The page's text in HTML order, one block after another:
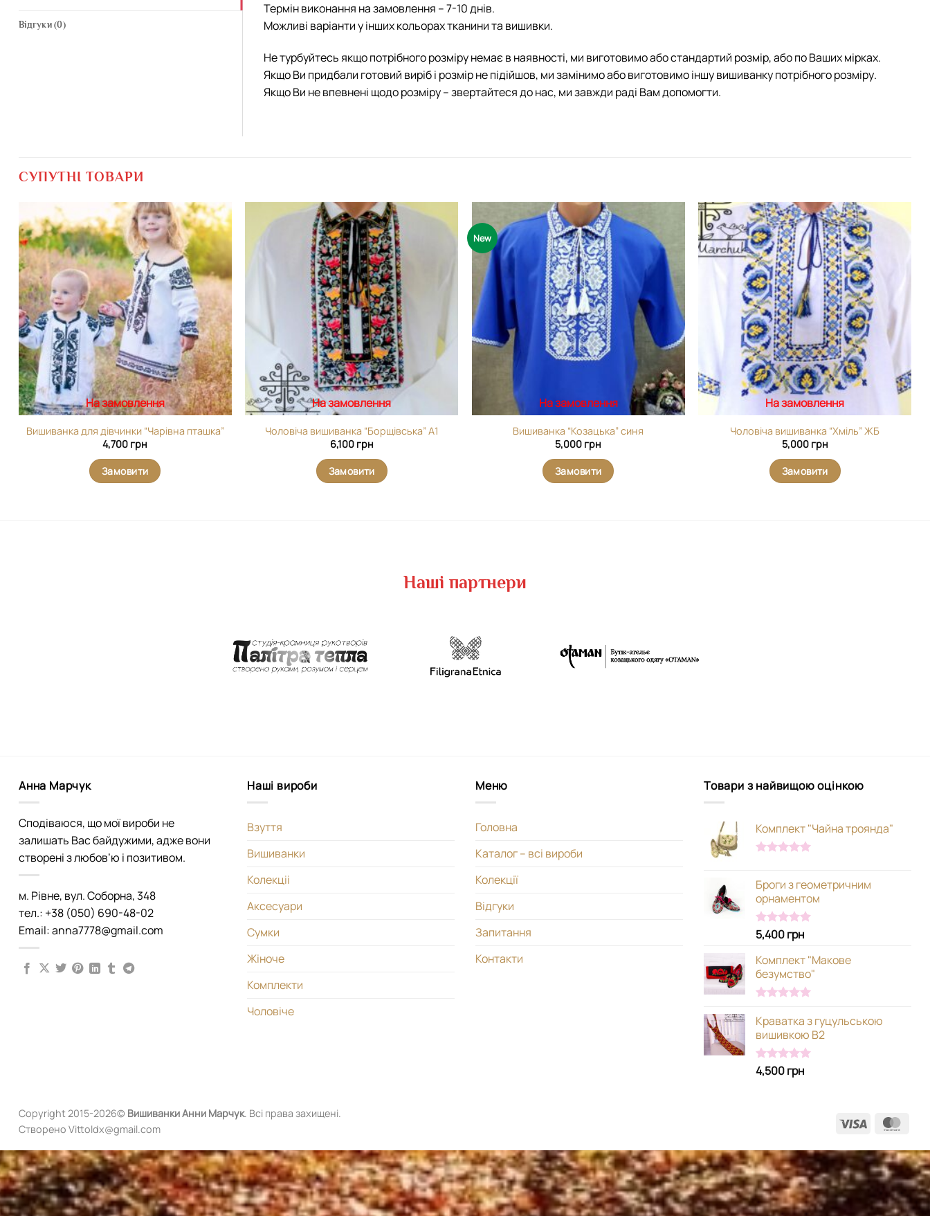
Відгуки (0)
Термін виконання на замовлення – 7-10 днів.
Можливі варіанти у інших кольорах тканини та вишивки.
Не турбуйтесь якщо потрібного розміру немає в наявності, ми виготовимо або стандартий розмір, або по Ваших мірках.
Якщо Ви придбали готовий виріб і розмір не підійшов, ми замінимо або виготовимо іншу вишиванку потрібного розміру.
Якщо Ви не впевнені щодо розміру – звертайтеся до нас, ми завжди раді Вам допомогти.
СУПУТНІ ТОВАРИ
Додати
вибране
На замовлення
Вишиванка для дівчинки “Чарівна пташка”
4,700 грн
Замовити
На замовлення
Чоловіча вишиванка “Борщівська” А1
6,100 грн
Замовити
New
Додати
виріб у
вибране
На замовлення
Вишиванка “Козацька” синя
5,000 грн
Замовити
Додати
виріб у
вибране
На замовлення
Чоловіча вишиванка “Хміль” ЖБ
5,000 грн
Замовити
Наші партнери
Анна Марчук
Сподіваюся, що мої вироби не
залишать Вас байдужими, адже вони
створені з любов’ю і позитивом.
м. Рівне, вул. Соборна, 348
тел.: +38 (050) 690-48-02
Email: anna7778@gmail.com
Наші вироби
Взуття
Вишиванки
Колекціі
Аксесуари
Сумки
Жіноче
Комплекти
Чоловіче
Меню
Головна
Каталог – всі вироби
Колекції
Відгуки
Запитання
Контакти
Товари з найвищою оцінкою
Комплект "Чайна троянда"
Броги з геометричним
орнаментом
Оцінено в
з 5
5,400грн
Комплект "Макове
безумство"
5.00з 5
Краватка з гуцульською
вишивкою В2
Оцінено в
з 5
4,500грн
Visa
Copyright 2015-2026© ВишиванкиАнни Марчук. Всі права захищені.
Створено Vittoldx@gmail.com